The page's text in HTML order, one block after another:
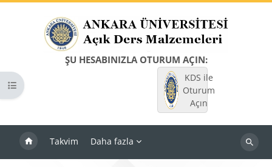
ŞU HESABINIZLA OTURUM AÇIN:
KDS ile
Oturum
Açın
Takvim Daha fazla
Dersleri
Kurs dizinini aç